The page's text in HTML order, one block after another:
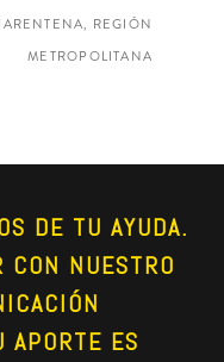
REGIÓN
METROPOLITANA
DE TU AYUDA.
CON NUESTRO
APORTE ES